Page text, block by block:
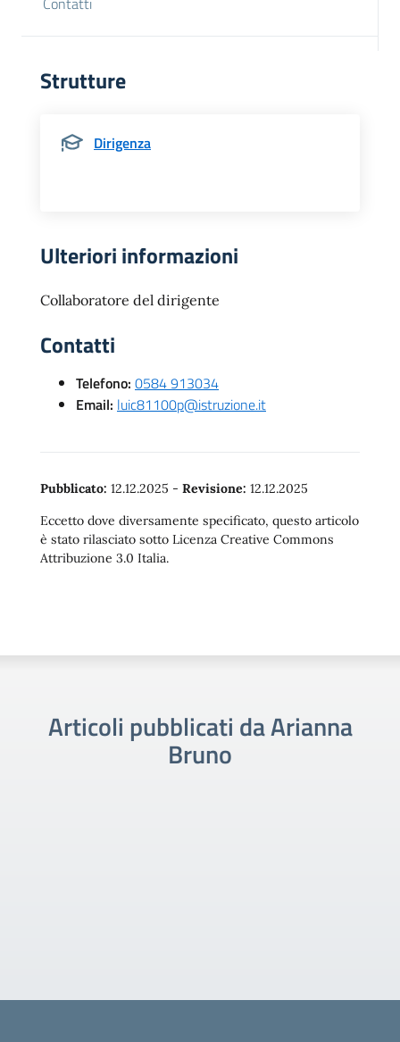
Strutture
Dirigenza
Ulteriori informazioni
Collaboratore del dirigente
Contatti
Telefono: 0584 913034
Email: luic81100p@istruzione.it
Pubblicato: 12.12.2025 - Revisione: 12.12.2025
Eccetto dove diversamente specificato, questo articolo
è stato rilasciato sotto Licenza Creative Commons
Attribuzione 3.0 Italia.
Articoli pubblicati da Arianna
Bruno